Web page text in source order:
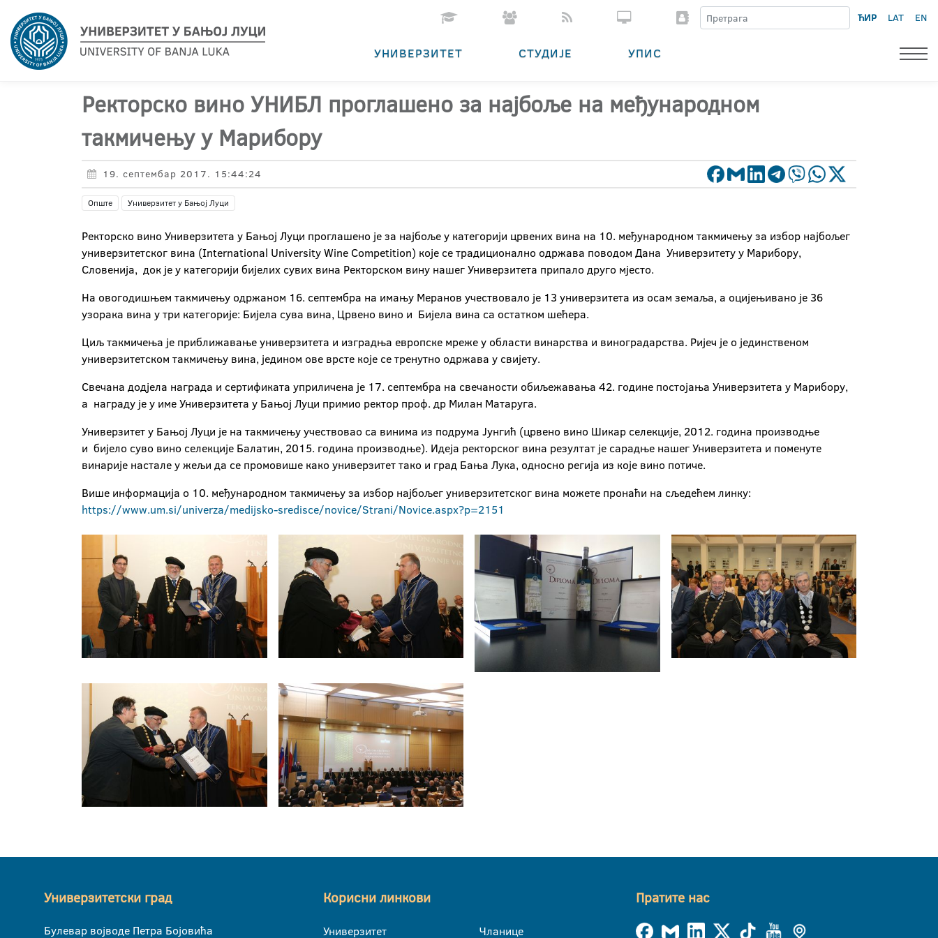
ЋИР LAT EN
УНИВЕРЗИТЕТ СТУДИЈЕ УПИС
Ректорско вино УНИБЛ проглашено за најбоље на међународном
такмичењу у Марибору
19. септембар 2017. 15:44:24
Опште Универзитет у Бањој Луци
Ректорско вино Универзитета у Бањој Луци проглашено је за најбоље у категорији црвених вина на 10. међународном такмичењу за избор најбољег
универзитетског вина (International University Wine Competition) које се традиционално одржава поводом Дана Универзитету у Марибору,
Словенија, док је у категорији бијелих сувих вина Ректорском вину нашег Универзитета припало друго мјесто.
На овогодишњем такмичењу одржаном 16. септембра на имању Меранов учествовало је 13 универзитета из осам земаља, а оцијењивано је 36
узорака вина у три категорије: Бијела сува вина, Црвено вино и Бијела вина са остатком шећера.
Циљ такмичења је приближавање универзитета и изградња европске мреже у области винарства и виноградарства. Ријеч је o јединственом
универзитетском такмичењу вина, једином ове врсте које се тренутно одржава у свијету.
Свечана додјела награда и сертификата уприличена је 17. септембра на свечаности обиљежавања 42. године постојања Универзитета у Марибору,
а награду је у име Универзитета у Бањој Луци примио ректор проф. др Милан Матаруга.
Универзитет у Бањој Луци је на такмичењу учествовао са винима из подрума Јунгић (црвено вино Шикар селекције, 2012. година производње
и бијело суво вино селекције Балатин, 2015. година производње). Идеја ректорског вина резултат је сарадње нашег Универзитета и поменуте
винарије настале у жељи да се промовише како универзитет тако и град Бања Лука, односно регија из које вино потиче.
Више информација о 10. међународном такмичењу за избор најбољег универзитетског вина можете пронаћи на сљедећем линку:
https://www.um.si/univerza/medijsko-sredisce/novice/Strani/Novice.aspx?p=2151
Универзитетски град
Булевар војводе Петра Бојовића
Корисни линкови
Универзитет Чланице
Пратите нас